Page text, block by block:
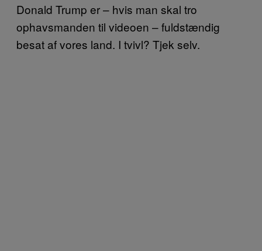
Donald Trump er – hvis man skal tro
ophavsmanden til videoen – fuldstændig
besat af vores land. I tvivl? Tjek selv.